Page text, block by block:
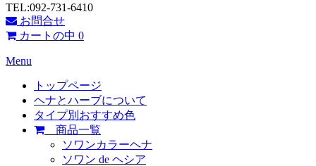
TEL:092-731-6410
お問合せ
カートの中 0
Menu
トップページ
ヘナとハーブについて
タイプ別おすすめ色
商品一覧
ソワンカラーヘナ
ソワン de ヘシア